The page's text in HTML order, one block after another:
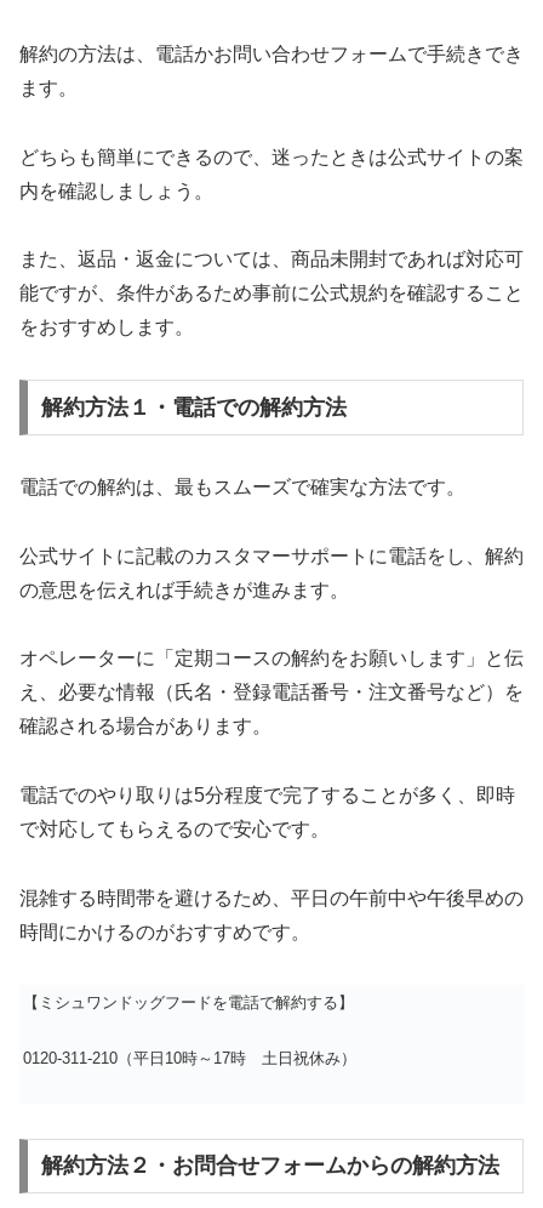
解約の方法は、電話かお問い合わせフォームで手続きでき
ます。
どちらも簡単にできるので、迷ったときは公式サイトの案
内を確認しましょう。
また、返品・返金については、商品未開封であれば対応可
能ですが、条件があるため事前に公式規約を確認すること
をおすすめします。
解約方法１・電話での解約方法
電話での解約は、最もスムーズで確実な方法です。
公式サイトに記載のカスタマーサポートに電話をし、解約
の意思を伝えれば手続きが進みます。
オペレーターに「定期コースの解約をお願いします」と伝
え、必要な情報（氏名・登録電話番号・注文番号など）を
確認される場合があります。
電話でのやり取りは5分程度で完了することが多く、即時
で対応してもらえるので安心です。
混雑する時間帯を避けるため、平日の午前中や午後早めの
時間にかけるのがおすすめです。
【ミシュワンドッグフードを電話で解約する】
0120-311-210（平日10時～17時 土日祝休み）
解約方法２・お問合せフォームからの解約方法